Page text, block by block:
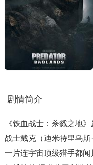
剧情简介
《铁血战士：杀戮之地
战士戴克（迪米特里乌斯
一片连宇宙顶级猎手都